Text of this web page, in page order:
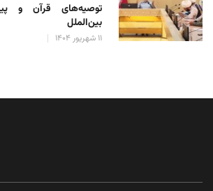
توصیه‌های قرآن و
بین‌الملل
۱۱ شهریور ۱۴۰۴